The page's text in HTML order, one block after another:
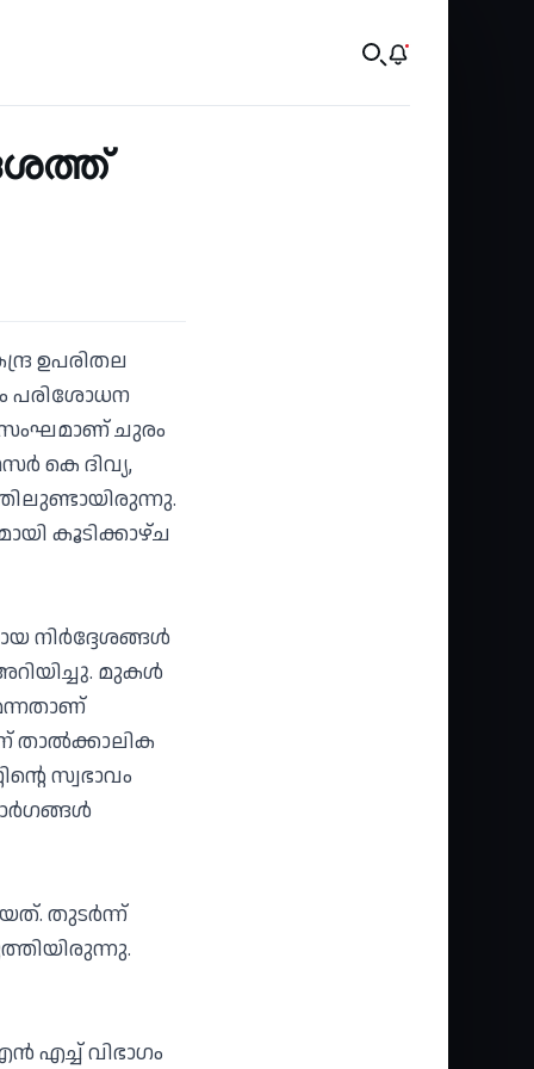
ഉപരിതല
പരിശോധന
സംഘമാണ് ചുരം
കെ ദിവ്യ,
കൂടിക്കാഴ്ച
നിര്‍ദ്ദേശങ്ങള്‍
മുകള്‍
താല്‍ക്കാലിക
സ്വഭാവം
തുടര്‍ന്ന്
എച്ച് വിഭാഗം